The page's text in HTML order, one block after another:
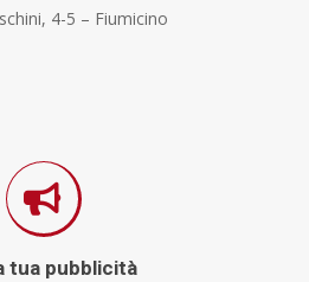
4-5 – Fiumicino
tua pubblicità